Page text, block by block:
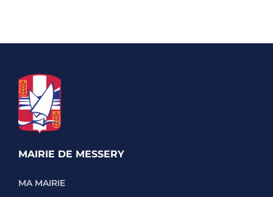
MAIRIE DE MESSERY
MA MAIRIE